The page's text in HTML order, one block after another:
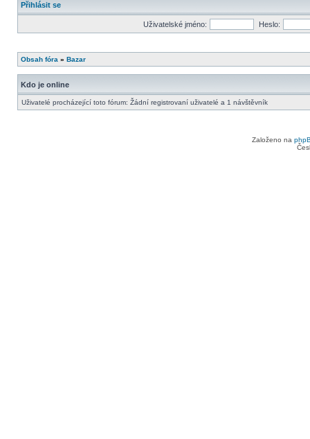
Přihlásit se
Uživatelské jméno: Heslo:
Obsah fóra » Bazar
Kdo je online
Uživatelé procházející toto fórum: Žádní registrovaní uživatelé a 1 návštěvník
Založeno na